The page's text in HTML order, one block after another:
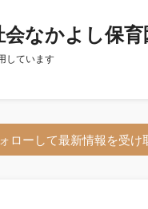
なかよし保育
しています
ローして最新情報を受け